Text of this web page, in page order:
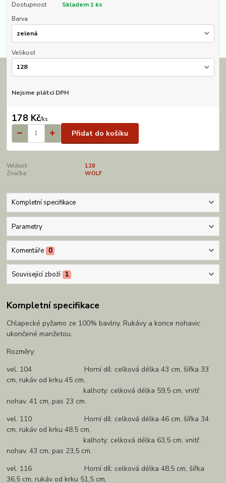
Dostupnost
Skladem 1 ks
Barva
Velikost
Nejsme plátci DPH
178 Kč/ks
Přidat do košíku
Velikost:
128
Značka:
WOLF
Kompletní specifikace
Parametry
Komentáře 0
Související zboží 1
Kompletní specifikace
Chlapecké pyžamo ze 100% bavlny. Rukávy a konce nohavic
ukončené manžetou.
Rozměry:
vel. 104 Horní díl: celková délka 43 cm, šířka 33
cm, rukáv od krku 45 cm,
kalhoty: celková délka 59,5 cm, vnitř.
nohav. 41 cm, pas 23 cm.
vel. 110 Horní díl: celková délka 46 cm, šířka 34
cm, rukáv od krku 48,5 cm,
kalhoty: celková délka 63,5 cm, vnitř.
nohav. 43 cm, pas 23,5 cm.
vel. 116 Horní díl: celková délka 48,5 cm, šířka
36,5 cm, rukáv od krku 51,5 cm,